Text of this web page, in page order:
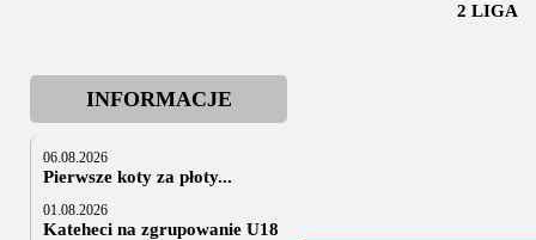
2 LIGA
INFORMACJE
06.08.2026
Pierwsze koty za płoty...
01.08.2026
Kateheci na zgrupowanie U18